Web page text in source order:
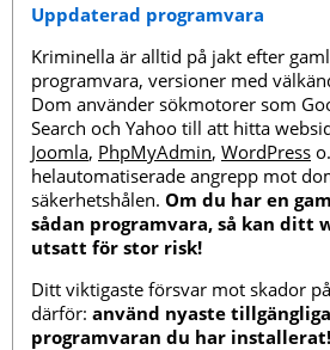
Uppdaterad programvara
Kriminella är alltid på jakt efter
programvara, versioner med
Dom använder sökmotorer som
Search och Yahoo till att hitta
Joomla, PhpMyAdmin, WordPress
helautomatiserade angrepp mot
säkerhetshålen. Om du har en
sådan programvara, så kan ditt
utsatt för stor risk!
Ditt viktigaste försvar mot skador
därför: använd nyaste
programvaran du har installerat!